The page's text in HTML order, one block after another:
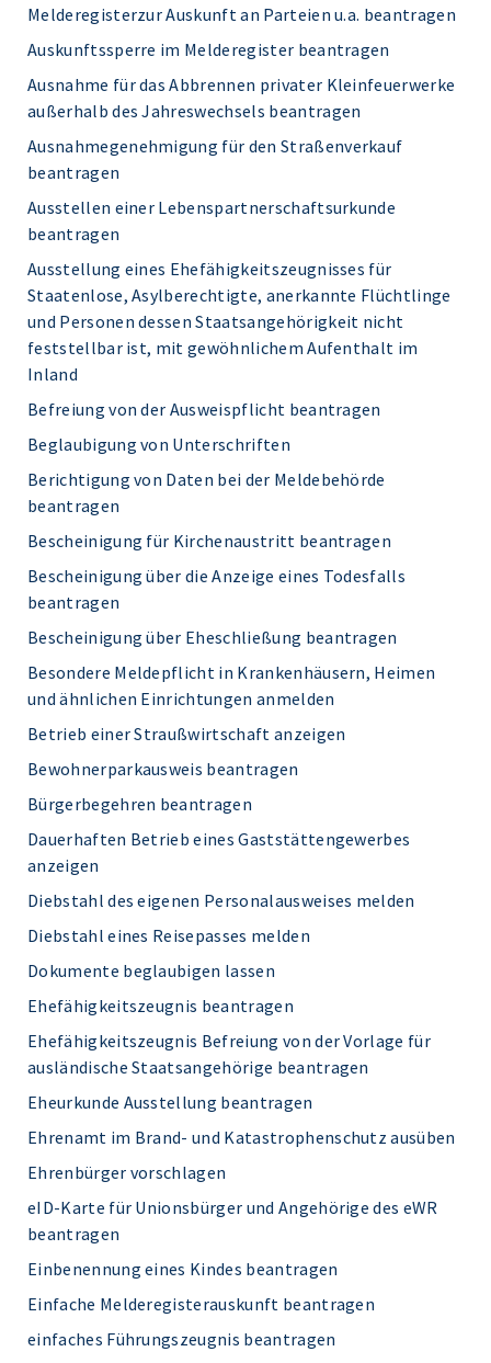
Melderegisterzur Auskunft an Parteien u.a. beantragen
Auskunftssperre im Melderegister beantragen
Ausnahme für das Abbrennen privater Kleinfeuerwerke
außerhalb des Jahreswechsels beantragen
Ausnahmegenehmigung für den Straßenverkauf
beantragen
Ausstellen einer Lebenspartnerschaftsurkunde
beantragen
Ausstellung eines Ehefähigkeitszeugnisses für
Staatenlose, Asylberechtigte, anerkannte Flüchtlinge
und Personen dessen Staatsangehörigkeit nicht
feststellbar ist, mit gewöhnlichem Aufenthalt im
Inland
Befreiung von der Ausweispflicht beantragen
Beglaubigung von Unterschriften
Berichtigung von Daten bei der Meldebehörde
beantragen
Bescheinigung für Kirchenaustritt beantragen
Bescheinigung über die Anzeige eines Todesfalls
beantragen
Bescheinigung über Eheschließung beantragen
Besondere Meldepflicht in Krankenhäusern, Heimen
und ähnlichen Einrichtungen anmelden
Betrieb einer Straußwirtschaft anzeigen
Bewohnerparkausweis beantragen
Bürgerbegehren beantragen
Dauerhaften Betrieb eines Gaststättengewerbes
anzeigen
Diebstahl des eigenen Personalausweises melden
Diebstahl eines Reisepasses melden
Dokumente beglaubigen lassen
Ehefähigkeitszeugnis beantragen
Ehefähigkeitszeugnis Befreiung von der Vorlage für
ausländische Staatsangehörige beantragen
Eheurkunde Ausstellung beantragen
Ehrenamt im Brand- und Katastrophenschutz ausüben
Ehrenbürger vorschlagen
eID-Karte für Unionsbürger und Angehörige des eWR
beantragen
Einbenennung eines Kindes beantragen
Einfache Melderegisterauskunft beantragen
einfaches Führungszeugnis beantragen